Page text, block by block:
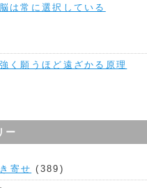
脳は常に選択している
強く願うほど遠ざかる原理
ー
寄せ (389)